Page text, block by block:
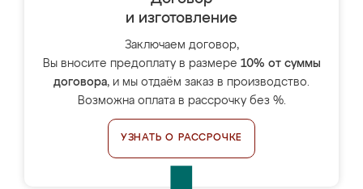
и изготовление
Заключаем договор,
Вы вносите предоплату в размере 10% от суммы
договора, и мы отдаём заказ в производство.
Возможна оплата в рассрочку без %.
УЗНАТЬ О РАССРОЧКЕ